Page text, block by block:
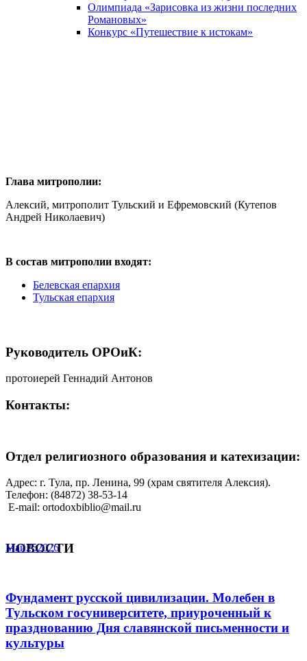
Олимпиада «Зарисовка из жизни последних
Романовых»
Конкурс «Путешествие к истокам»
Глава митрополии:
Алексий, митрополит Тульский и Ефремовский (Кутепов
Андрей Николаевич)
В состав митрополии входят:
Белевская епархия
Тульская епархия
Руководитель ОРОиК:
протоиерей Геннадий Антонов
Контакты:
Отдел религиозного образования и катехизации:
Адрес: г. Тула, пр. Ленина, 99 (храм святителя Алексия).
Телефон: (84872) 38-53-14
E-mail: ortodoxbiblio@mail.ru
НОВОСТИ
Май252026
Фундамент русской цивилизации. Молебен в
Тульском госуниверситете, приуроченный к
празднованию Дня славянской письменности и
культуры